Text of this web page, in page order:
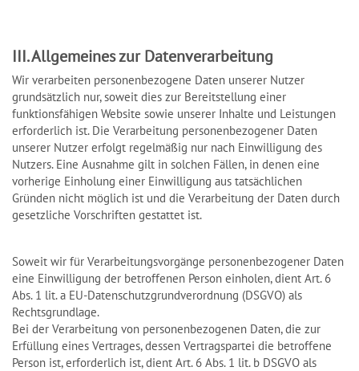
III. Allgemeines zur Datenverarbeitung
Wir verarbeiten personenbezogene Daten unserer Nutzer
grundsätzlich nur, soweit dies zur Bereitstellung einer
funktionsfähigen Website sowie unserer Inhalte und Leistungen
erforderlich ist. Die Verarbeitung personenbezogener Daten
unserer Nutzer erfolgt regelmäßig nur nach Einwilligung des
Nutzers. Eine Ausnahme gilt in solchen Fällen, in denen eine
vorherige Einholung einer Einwilligung aus tatsächlichen
Gründen nicht möglich ist und die Verarbeitung der Daten durch
gesetzliche Vorschriften gestattet ist.
Soweit wir für Verarbeitungsvorgänge personenbezogener Daten
eine Einwilligung der betroffenen Person einholen, dient Art. 6
Abs. 1 lit. a EU-Datenschutzgrundverordnung (DSGVO) als
Rechtsgrundlage.
Bei der Verarbeitung von personenbezogenen Daten, die zur
Erfüllung eines Vertrages, dessen Vertragspartei die betroffene
Person ist, erforderlich ist, dient Art. 6 Abs. 1 lit. b DSGVO als